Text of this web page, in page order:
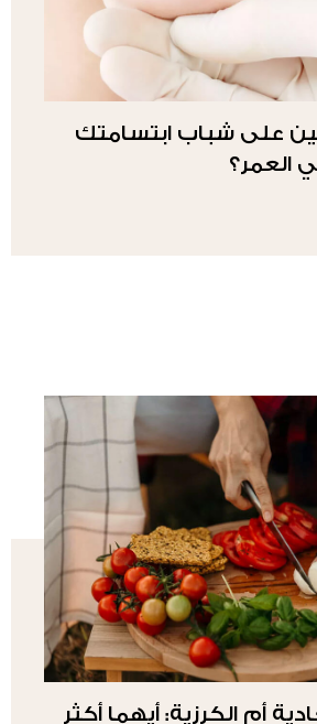
على شباب ابتسامتك
العمر؟
أم الكرزية: أيهما أكثر